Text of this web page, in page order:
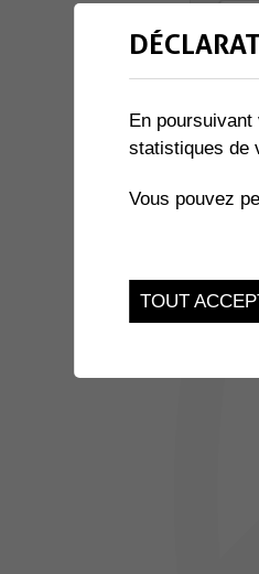
En
statistiques de
Vous pouvez
TOUT